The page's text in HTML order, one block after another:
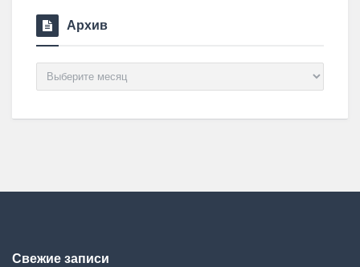
Архив
Архив
Свежие записи